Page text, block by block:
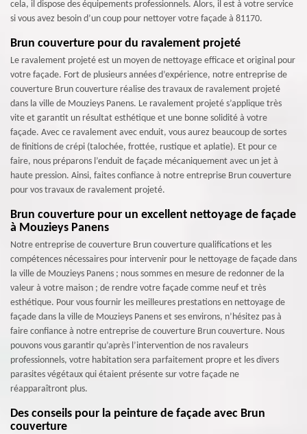
cela, il dispose des équipements professionnels. Alors, il est à votre service
si vous avez besoin d’un coup pour nettoyer votre façade à 81170.
Brun couverture pour du ravalement projeté
Le ravalement projeté est un moyen de nettoyage efficace et original pour
votre façade. Fort de plusieurs années d’expérience, notre entreprise de
couverture Brun couverture réalise des travaux de ravalement projeté
dans la ville de Mouzieys Panens. Le ravalement projeté s’applique très
vite et garantit un résultat esthétique et une bonne solidité à votre
façade. Avec ce ravalement avec enduit, vous aurez beaucoup de sortes
de finitions de crépi (talochée, frottée, rustique et aplatie). Et pour ce
faire, nous préparons l’enduit de façade mécaniquement avec un jet à
haute pression. Ainsi, faites confiance à notre entreprise Brun couverture
pour vos travaux de ravalement projeté.
Brun couverture pour un excellent nettoyage de façade
à Mouzieys Panens
Notre entreprise de couverture Brun couverture qualifications et les
compétences nécessaires pour intervenir pour le nettoyage de façade dans
la ville de Mouzieys Panens ; nous sommes en mesure de redonner de la
valeur à votre maison ; de rendre votre façade comme neuf et très
esthétique. Pour vous fournir les meilleures prestations en nettoyage de
façade dans la ville de Mouzieys Panens et ses environs, n’hésitez pas à
faire confiance à notre entreprise de couverture Brun couverture. Nous
pouvons vous garantir qu’après l’intervention de nos ravaleurs
professionnels, votre habitation sera parfaitement propre et les divers
parasites végétaux qui étaient présente sur votre façade ne
réapparaîtront plus.
Des conseils pour la peinture de façade avec Brun
couverture